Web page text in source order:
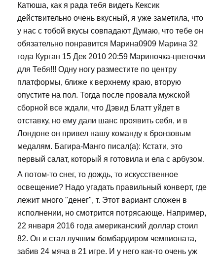
Катюша, как я рада тебя видеть Кексик
действительно очень вкусный, я уже заметила, что
у нас с тобой вкусы совпадают Думаю, что тебе он
обязательно понравится Марина0909 Марина 32
года Курган 15 Дек 2010 20:59 Мариночка-цветочки
для Тебя!!! Одну ногу разместите по центру
платформы, ближе к верхнему краю, вторую
опустите на пол. Тогда после провала мужской
сборной все ждали, что Дэвид Блатт уйдет в
отставку, но ему дали шанс проявить себя, и в
Лондоне он привел нашу команду к бронзовым
медалям. Багира-Манго писал(а): Кстати, это
первый салат, который я готовила и ела с арбузом.
А потом-то снег, то дождь, то искусственное
освещение? Надо угадать правильный конверт, где
лежит много "денег", т. Этот вариант сложен в
исполнении, но смотрится потрясающе. Например,
22 января 2016 года американский доллар стоил
82. Он и стал лучшим бомбардиром чемпионата,
забив 24 мяча в 21 игре. И у него как-то очень уж